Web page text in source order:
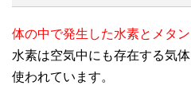
体の中で発生した水素とメタ
水素は空気中にも存在する気
使われています。